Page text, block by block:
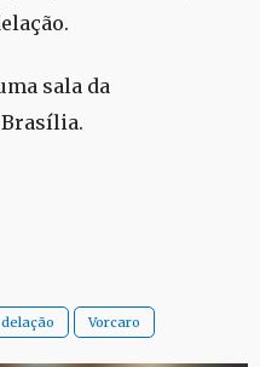
sala da
delação Vorcaro